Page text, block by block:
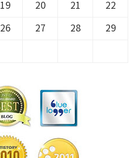
19 20 21 22
26 27 28 29